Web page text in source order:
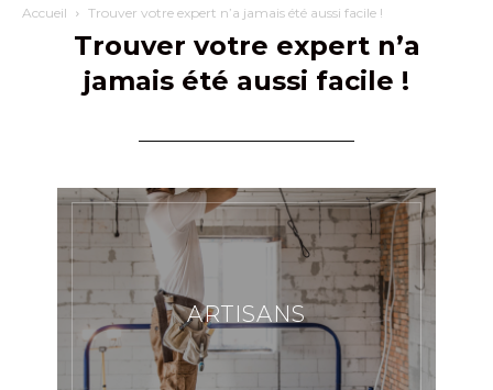
Accueil Trouver votre expert n’a jamais été aussi facile !
Trouver votre expert n’a
jamais été aussi facile !
ARTISANS